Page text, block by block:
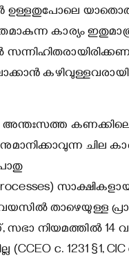
ഉള്ളതുപോലെ
കാര്യം
അന്തഃസത്ത
ചില
താഴെയുള്ള
നിയമത്തില്‍ 14
c. 1231 §1,